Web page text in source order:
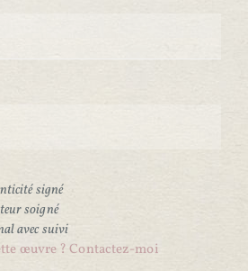
signé
soigné
avec suivi
œuvre ? Contactez-moi